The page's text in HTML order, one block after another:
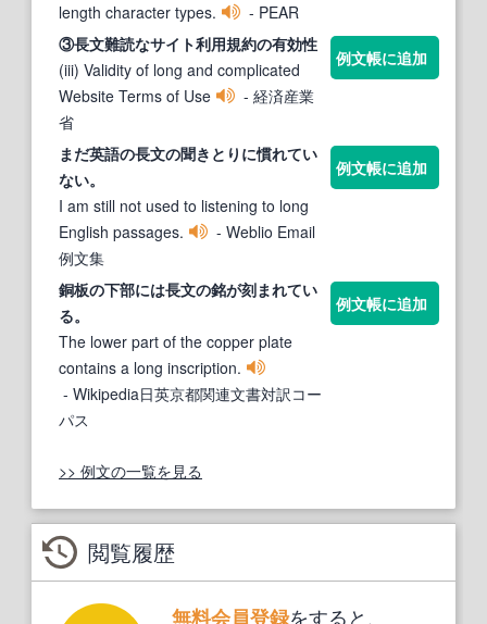
length character types.
- PEAR
③長文難読なサイト利用規約の有効性
(iii) Validity of long and complicated
Website Terms of Use
- 経済産業
省
例文帳に追加
まだ英語の長文の聞きとりに慣れてい
ない。
I am still not used to listening to long
English passages.
- Weblio Email
例文集
例文帳に追加
銅板の下部には長文の銘が刻まれてい
る。
The lower part of the copper plate
contains a long inscription.
- Wikipedia日英京都関連文書対訳コー
パス
例文帳に追加
>> 例文の一覧を見る
閲覧履歴
無料会員登録をすると、